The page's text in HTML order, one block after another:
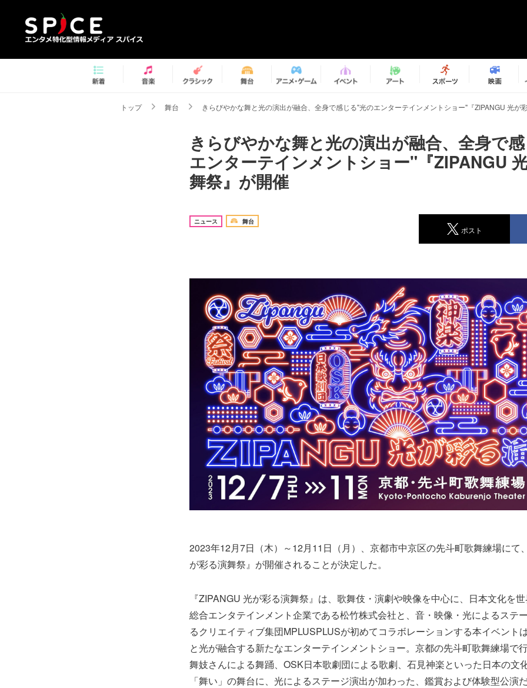
トップ 舞台 きらびやかな舞と光の演出が融合、全身で感じる"光のエンターテインメントショー"『ZIPANGU 光が
きらびやかな舞と光の演出が融合、全身で
エンターテインメントショー"『ZIPANGU
舞祭』が開催
ニュース 舞台
ポスト
2023年12月7日（木）～12月11日（月）、京都市中京区の先斗町歌舞練場にて
が彩る演舞祭』が開催されることが決定した。
『ZIPANGU 光が彩る演舞祭』は、歌舞伎・演劇や映像を中心に、日本文化を
総合エンタテインメント企業である松竹株式会社と、音・映像・光によるステ
るクリエイティブ集団MPLUSPLUSが初めてコラボレーションする本イベント
と光が融合する新たなエンターテインメントショー。京都の先斗町歌舞練場で
舞妓さんによる舞踊、OSK日本歌劇団による歌劇、石見神楽といった日本の文
「舞い」の舞台に、光によるステージ演出が加わった、鑑賞および体験型公演